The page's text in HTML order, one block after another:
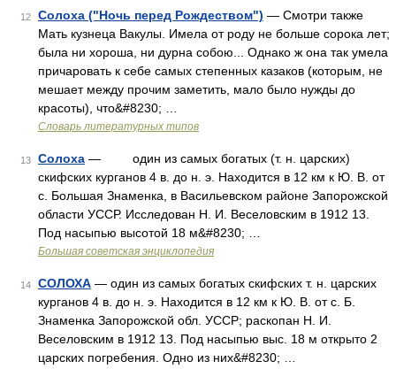
12 Солоха ("Ночь перед Рождеством") — Смотри также
Мать кузнеца Вакулы. Имела от роду не больше сорока лет;
была ни хороша, ни дурна собою... Однако ж она так умела
причаровать к себе самых степенных казаков (которым, не
мешает между прочим заметить, мало было нужды до
красоты), что&#8230; …
Словарь литературных типов
13 Солоха — один из самых богатых (т. н. царских)
скифских курганов 4 в. до н. э. Находится в 12 км к Ю. В. от
с. Большая Знаменка, в Васильевском районе Запорожской
области УССР. Исследован Н. И. Веселовским в 1912 13.
Под насыпью высотой 18 м&#8230; …
Большая советская энциклопедия
14 СОЛОХА — один из самых богатых скифских т. н. царских
курганов 4 в. до н. э. Находится в 12 км к Ю. В. от с. Б.
Знаменка Запорожской обл. УССР; раскопан Н. И.
Веселовским в 1912 13. Под насыпью выс. 18 м открыто 2
царских погребения. Одно из них&#8230; …